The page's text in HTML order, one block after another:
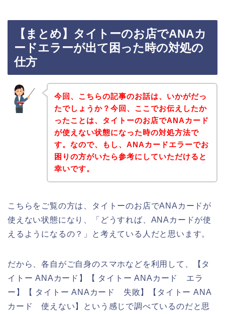
【まとめ】タイトーのお店でANAカ
ードエラーが出て困った時の対処の
仕方
今回、こちらの記事のお話は、いかがだっ
たでしょうか？今回、ここでお伝えしたか
ったことは、タイトーのお店でANAカード
が使えない状態になった時の対処方法で
す。なので、もし、ANAカードエラーでお
困りの方がいたら参考にしていただけると
幸いです。
こちらをご覧の方は、タイトーのお店でANAカードが
使えない状態になり、「どうすれば、ANAカードが使
えるようになるの？」と考えている人だと思います。
だから、各自がご自身のスマホなどを利用して、【タ
イトー ANAカード】【 タイトー ANAカード エラ
ー】【 タイトー ANAカード 失敗】【タイトー ANA
カード 使えない】という感じで調べているのだと思